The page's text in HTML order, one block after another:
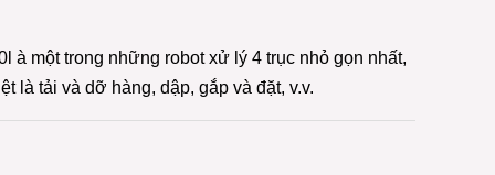
à một trong những robot xử lý 4 trục nhỏ gọn nhất,
là tải và dỡ hàng, dập, gắp và đặt, v.v.